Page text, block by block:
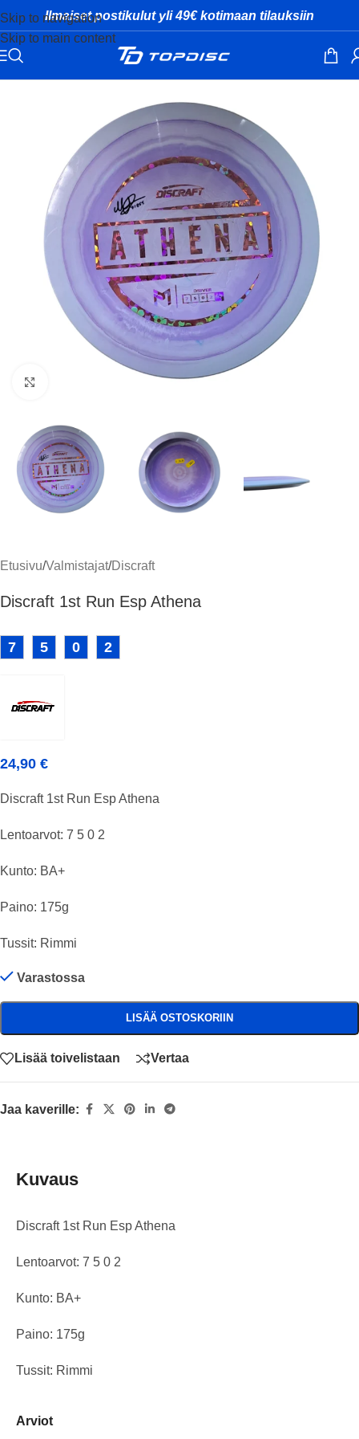
Skip to navigation
Skip to main content
Ilmaiset postikulut yli 49€ kotimaan tilauksiin
Klikkaa suuremmaksi
Etusivu/Valmistajat/Discraft
Discraft 1st Run Esp Athena
7 5 0 2
24,90 €
Discraft 1st Run Esp Athena
Lentoarvot: 7 5 0 2
Kunto: BA+
Paino: 175g
Tussit: Rimmi
Varastossa
LISÄÄ OSTOSKORIIN
Lisää toivelistaan Vertaa
Jaa kaverille:
Kuvaus
Discraft 1st Run Esp Athena
Lentoarvot: 7 5 0 2
Kunto: BA+
Paino: 175g
Tussit: Rimmi
Arviot